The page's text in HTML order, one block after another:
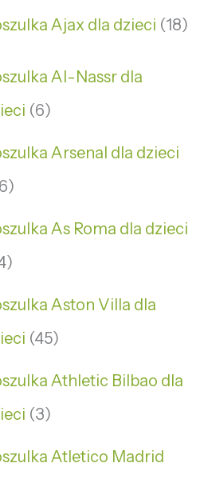
Ajax dla dzieci 18
Al-Nassr dla
6
Arsenal dla dzieci
As Roma dla dzieci
Aston Villa dla
45
Athletic Bilbao dla
3
Atletico Madrid